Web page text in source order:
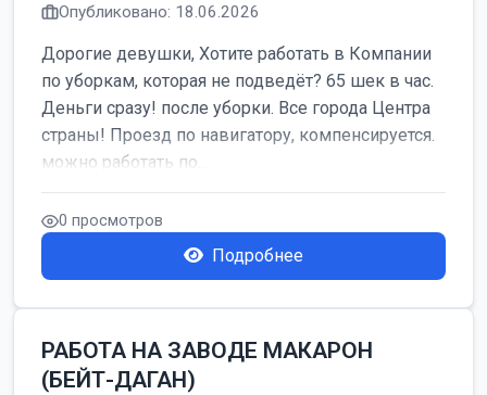
Опубликовано: 18.06.2026
Дорогие девушки, Хотите работать в Компании
по уборкам, которая не подведёт? 65 шек в час.
Деньги сразу! после уборки. Все города Центра
страны! Проезд по навигатору, компенсируется.
можно работать по...
0 просмотров
Подробнее
РАБОТА НА ЗАВОДЕ МАКАРОН
(БЕЙТ-ДАГАН)